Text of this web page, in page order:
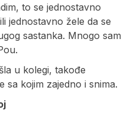
to se jednostavno
jednostavno žele da se
sastanka. Mnogo sam
u kolegi, takođe
sa kojim zajedno i snima.